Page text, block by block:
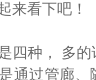
来看下吧！
四种， 多
通过管廊